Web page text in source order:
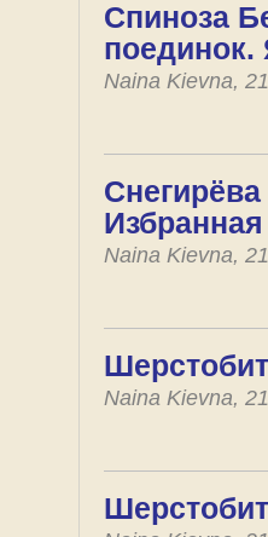
Спиноза
поединок.
Naina Kievna,
Naina Kievna,
Naina Kievna,